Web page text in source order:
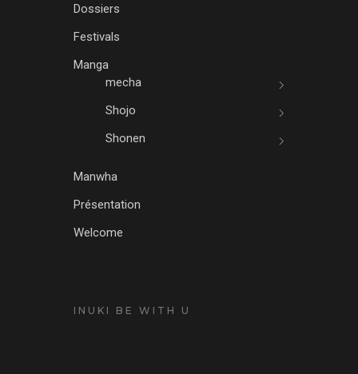
Dossiers
Festivals
Manga
mecha
Shojo
Shonen
Manwha
Présentation
Welcome
INUKI BE WITH U